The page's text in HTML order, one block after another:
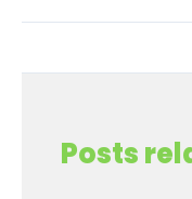
Posts